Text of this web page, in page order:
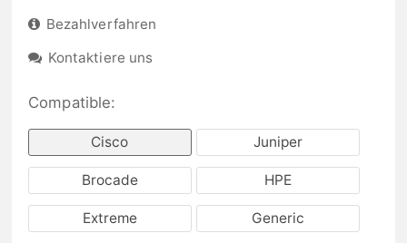
Bezahlverfahren
Kontaktiere uns
Compatible:
Cisco Juniper
Brocade HPE
Extreme Generic